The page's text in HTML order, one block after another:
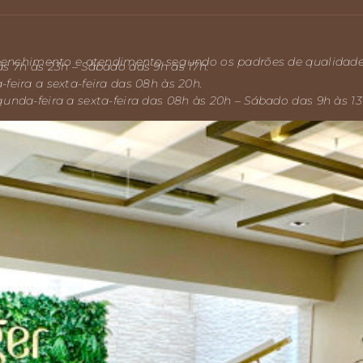
e atendimento segundo os padrões de qualidade
às 23h – Sábado das 9h às 17h.
a sexta-feira das 08h às 20h.
feira a sexta-feira das 08h às 20h – Sábado das 9h às